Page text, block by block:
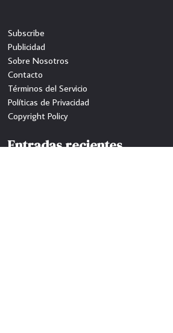
Subscribe
Publicidad
Sobre Nosotros
Contacto
Términos del Servicio
Políticas de Privacidad
Copyright Policy
Entradas recientes